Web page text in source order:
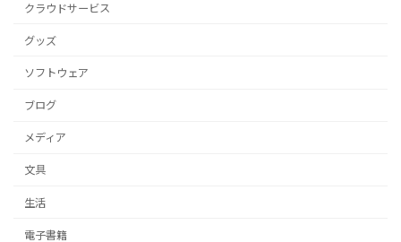
クラウドサービス
グッズ
ソフトウェア
ブログ
メディア
文具
生活
電子書籍